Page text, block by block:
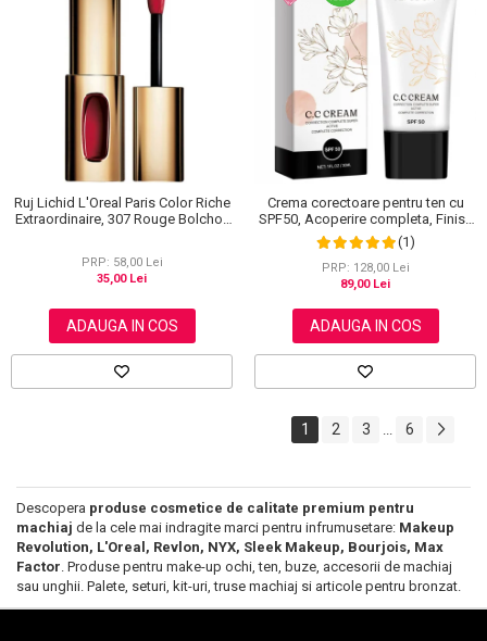
Ruj Lichid L'Oreal Paris Color Riche
Extraordinaire, 307 Rouge Bolchoi,
PRP: 58,00 Lei
35,00 Lei
ADAUGA IN COS
Crema corectoare pentru ten cu
SPF50, Acoperire completa, Finish
mat, Rezistenta, Anti Roseata, CC
Cream Sefudun, 30 ml
(1)
PRP: 128,00 Lei
89,00 Lei
ADAUGA IN COS
1 2 3 6
Descopera produse cosmetice de calitate premium pentru
machiaj de la cele mai indragite marci pentru infrumusetare: Makeup
Revolution, L'Oreal, Revlon, NYX, Sleek Makeup, Bourjois, Max
Factor . Produse pentru make-up ochi, ten, buze, accesorii de machiaj
sau unghii. Palete, seturi, kit-uri, truse machiaj si articole pentru bronzat.